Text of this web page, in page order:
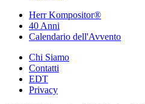
Herr Kompositor®
40 Anni
Calendario dell'Avvento
Chi Siamo
Contatti
EDT
Privacy